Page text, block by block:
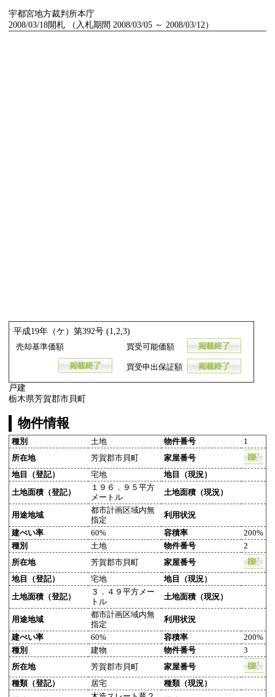
宇都宮地方裁判所本庁
2008/03/18開札 （入札期間 2008/03/05 ～ 2008/03/12）
平成19年（ケ）第392号 (1,2,3)
売却基準価額 買受可能価額
買受申出保証額
戸建
栃木県芳賀郡市貝町
物件情報
種別 土地 物件番号
1
所在地
芳賀郡市貝町
家屋番号
地目（登記）
宅地 地目（現況）
土地面積（登記）
１９６．９５平方
メートル
土地面積（現況）
用途地域
都市計画区域内無
指定
利用状況
建ぺい率 60% 容積率
200%
種別
土地 物件番号
2
所在地
芳賀郡市貝町
家屋番号
地目（登記）
宅地 地目（現況）
土地面積（登記）
３．４９平方メー
トル
土地面積（現況）
用途地域
都市計画区域内無
指定
利用状況
建ぺい率 60% 容積率
200%
種別
建物 物件番号
3
所在地
芳賀郡市貝町
家屋番号
種類（登記）
居宅 種類（現況）